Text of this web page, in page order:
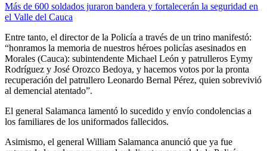
Más de 600 soldados juraron bandera y fortalecerán la seguridad en
el Valle del Cauca
Entre tanto, el director de la Policía a través de un trino manifestó:
“honramos la memoria de nuestros héroes policías asesinados en
Morales (Cauca): subintendente Michael León y patrulleros Eymy
Rodríguez y José Orozco Bedoya, y hacemos votos por la pronta
recuperación del patrullero Leonardo Bernal Pérez, quien sobrevivió
al demencial atentado”.
El general Salamanca lamentó lo sucedido y envío condolencias a
los familiares de los uniformados fallecidos.
Asimismo, el general William Salamanca anunció que ya fue